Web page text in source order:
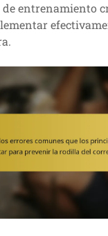
de entrenamiento